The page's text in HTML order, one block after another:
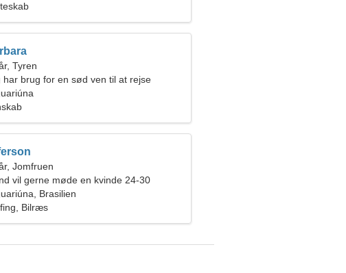
Tyren
har brug for en sød ven til at rejse
Jomfruen
vil gerne møde en kvinde 24-30
Brasilien
Bilræs